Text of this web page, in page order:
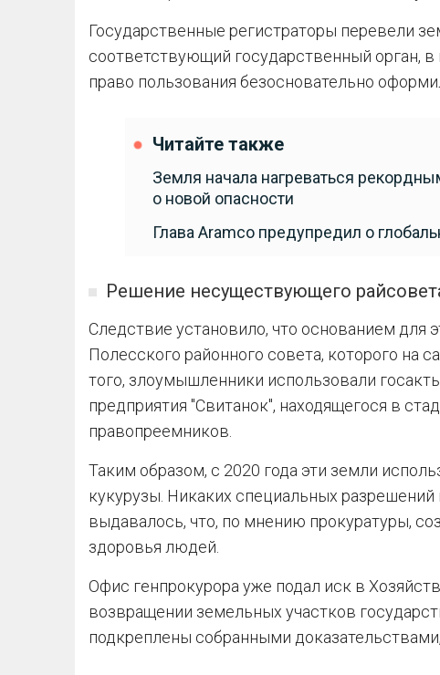
Государственные регистраторы перевели
соответствующий государственный орган,
право пользования безосновательно
Читайте также
Земля начала нагреваться
о новой опасности
Глава Aramco предупредил о
Решение несуществующего
Следствие установило, что основанием для
Полесского районного совета, которого на
того, злоумышленники использовали
предприятия "Свитанок", находящегося в
правопреемников.
Таким образом, с 2020 года эти земли
кукурузы. Никаких специальных разрешений
выдавалось, что, по мнению прокуратуры,
здоровья людей.
Офис генпрокурора уже подал иск в
возвращении земельных участков
подкреплены собранными